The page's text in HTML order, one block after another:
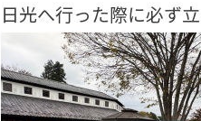
日光へ行った際に必ず